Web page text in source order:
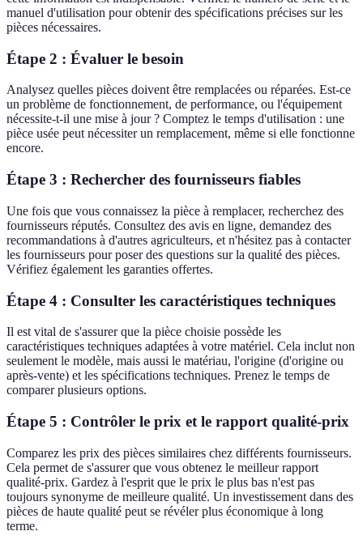
manuel d'utilisation pour obtenir des spécifications précises sur les
pièces nécessaires.
Étape 2 : Évaluer le besoin
Analysez quelles pièces doivent être remplacées ou réparées. Est-ce
un problème de fonctionnement, de performance, ou l'équipement
nécessite-t-il une mise à jour ? Comptez le temps d'utilisation : une
pièce usée peut nécessiter un remplacement, même si elle fonctionne
encore.
Étape 3 : Rechercher des fournisseurs fiables
Une fois que vous connaissez la pièce à remplacer, recherchez des
fournisseurs réputés. Consultez des avis en ligne, demandez des
recommandations à d'autres agriculteurs, et n'hésitez pas à contacter
les fournisseurs pour poser des questions sur la qualité des pièces.
Vérifiez également les garanties offertes.
Étape 4 : Consulter les caractéristiques techniques
Il est vital de s'assurer que la pièce choisie possède les
caractéristiques techniques adaptées à votre matériel. Cela inclut non
seulement le modèle, mais aussi le matériau, l'origine (d'origine ou
après-vente) et les spécifications techniques. Prenez le temps de
comparer plusieurs options.
Étape 5 : Contrôler le prix et le rapport qualité-prix
Comparez les prix des pièces similaires chez différents fournisseurs.
Cela permet de s'assurer que vous obtenez le meilleur rapport
qualité-prix. Gardez à l'esprit que le prix le plus bas n'est pas
toujours synonyme de meilleure qualité. Un investissement dans des
pièces de haute qualité peut se révéler plus économique à long
terme.